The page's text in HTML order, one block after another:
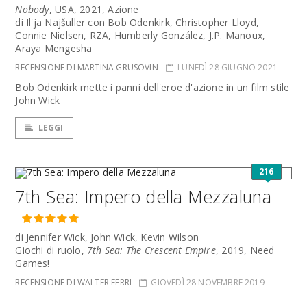
Nobody, USA, 2021, Azione
di Il'ja Najšuller con Bob Odenkirk, Christopher Lloyd,
Connie Nielsen, RZA, Humberly González, J.P. Manoux,
Araya Mengesha
RECENSIONE DI MARTINA GRUSOVIN LUNEDÌ 28 GIUGNO 2021
Bob Odenkirk mette i panni dell'eroe d'azione in un film stile
John Wick
LEGGI
216
7th Sea: Impero della Mezzaluna
di Jennifer Wick, John Wick, Kevin Wilson
Giochi di ruolo, 7th Sea: The Crescent Empire, 2019, Need
Games!
RECENSIONE DI WALTER FERRI GIOVEDÌ 28 NOVEMBRE 2019